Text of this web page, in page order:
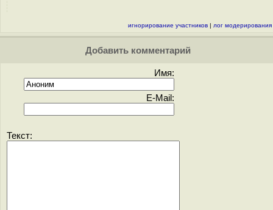
игнорирование участников | лог модерирования
Добавить комментарий
Имя:
E-Mail:
Текст: